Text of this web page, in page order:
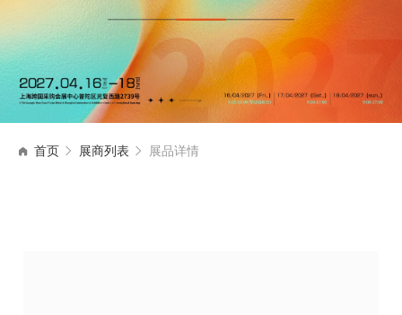
首页 展商列表 展品详情